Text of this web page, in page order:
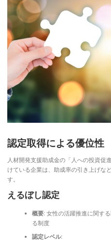
認定取得による優位性
人材開発支援助成金の「人への投資促
けている企業は、助成率の引き上げな
す。
えるぼし認定
概要: 女性の活躍推進に関す
る制度
認定レベル: